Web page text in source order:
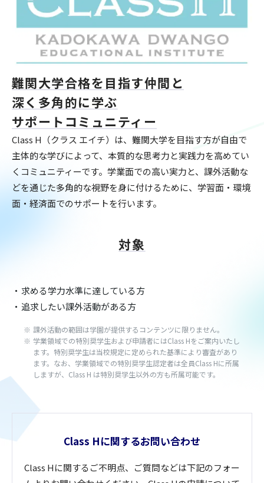
難関大学合格を目指す仲間と
深く多角的に学ぶ
サポートコミュニティー
Class H（クラス エイチ）は、難関大学を目指す方が自由で
主体的な学びによって、本質的な思考⼒と実践⼒を⾼めてい
くコミュニティーです。学業⾯での高い実力と、課外活動な
どを通じた多⾓的な視野を身に付けるために、学習⾯・環境
⾯・経済⾯でのサポートを⾏います。
対象
求める学力水準に達している方
追求したい課外活動がある方
課外活動の範囲は学園が提供するコンテンツに限りません。
学業領域での特別奨学生および申請者にはClass Hをご案内いたし
ます。特別奨学生は当校規定に定められた基準により審査があり
ます。なお、学業領域での特別奨学生認定者は全員Class Hに所属
しますが、Class H は特別奨学生以外の方も所属可能です。
Class Hに関するお問い合わせ
Class Hに関するご不明点、ご質問などは下記のフォー